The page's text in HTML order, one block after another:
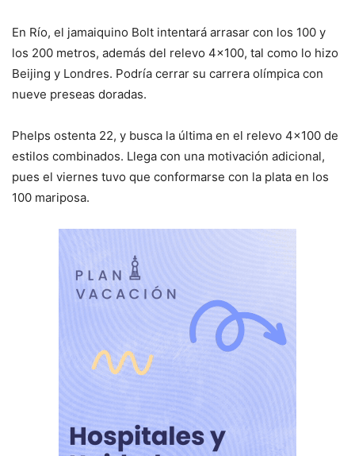
En Río, el jamaiquino Bolt intentará arrasar con los 100 y
los 200 metros, además del relevo 4×100, tal como lo hizo
Beijing y Londres. Podría cerrar su carrera olímpica con
nueve preseas doradas.
Phelps ostenta 22, y busca la última en el relevo 4×100 de
estilos combinados. Llega con una motivación adicional,
pues el viernes tuvo que conformarse con la plata en los
100 mariposa.